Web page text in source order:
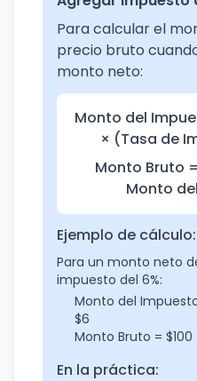
Para calcular el
precio bruto
monto neto:
Monto del
× (Tasa de
Monto Bruto
Monto
Ejemplo de cálculo:
Para un monto neto
impuesto del 6%:
Monto del
$6
Monto Bruto = $100
En la práctica: